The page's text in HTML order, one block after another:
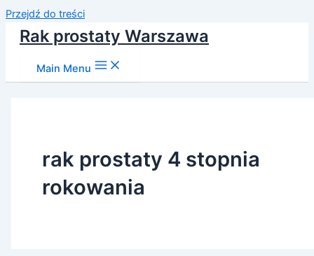
Przejdź do treści
Rak prostaty Warszawa
Main Menu
rak prostaty 4 stopnia
rokowania